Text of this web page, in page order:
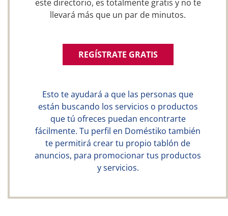
este directorio, es totalmente gratis y no te
llevará más que un par de minutos.
REGÍSTRATE GRATIS
Esto te ayudará a que las personas que
están buscando los servicios o productos
que tú ofreces puedan encontrarte
fácilmente. Tu perfil en Doméstiko también
te permitirá crear tu propio tablón de
anuncios, para promocionar tus productos
y servicios.